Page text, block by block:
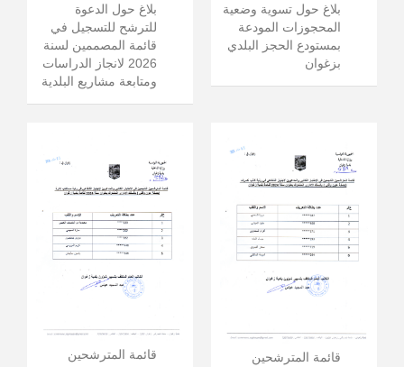
بلاغ حول الدعوة
للترشح للتسجيل في
قائمة المصممين لسنة
2026 لانجاز الدراسات
ومتابعة مشاريع البلدية
بلاغ حول تسوية وضعية
المحجوزات المودعة
بمستودع الحجز البلدي
بزغوان
قائمة المترشحين
قائمة المترشحين